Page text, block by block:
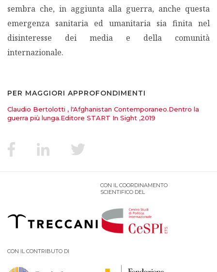
sembra che, in aggiunta alla guerra, anche questa
emergenza sanitaria ed umanitaria sia finita nel
disinteresse dei media e della comunità
internazionale.
PER MAGGIORI APPROFONDIMENTI
Claudio Bertolotti , l'Afghanistan Contemporaneo.Dentro la
guerra più lunga.Editore START In Sight ,2019
CON IL COORDINAMENTO
SCIENTIFICO DEL
CON IL CONTRIBUTO DI